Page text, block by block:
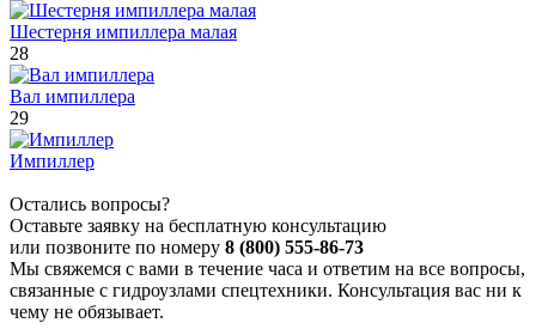
Шестерня импиллера малая
28
Вал импиллера
29
Импиллер
Остались вопросы?
Оставьте заявку на бесплатную консультацию
или позвоните по номеру 8 (800) 555-86-73
Мы свяжемся с вами в течение часа и ответим на все вопросы,
связанные с гидроузлами спецтехники. Консультация вас ни к
чему не обязывает.